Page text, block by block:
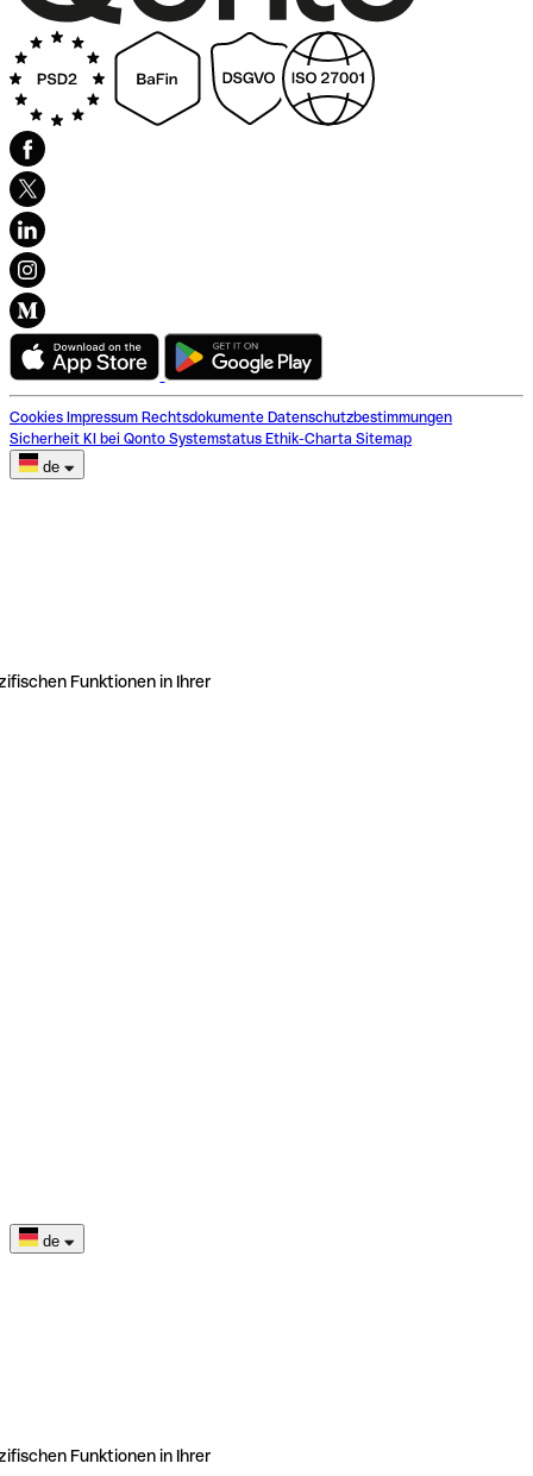
Cookies Impressum Rechtsdokumente Datenschutzbestimmungen
Sicherheit KI bei Qonto Systemstatus Ethik-Charta Sitemap
de
Funktionen in Ihrer
de
Funktionen in Ihrer